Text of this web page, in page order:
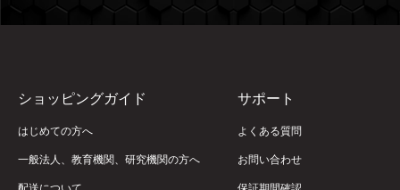
ショッピングガイド
はじめての方へ
一般法人、教育機関、研究機関の方へ
サポート
よくある質問
お問い合わせ